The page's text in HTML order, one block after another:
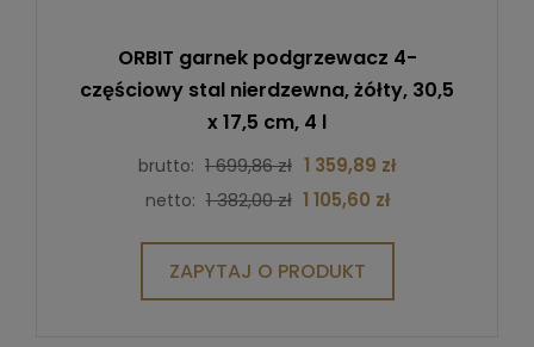
ORBIT garnek podgrzewacz 4-
częściowy stal nierdzewna, żółty, 30,5
x 17,5 cm, 4 l
brutto: 1 699,86 zł 1 359,89 zł
netto: 1 382,00 zł 1 105,60 zł
ZAPYTAJ O PRODUKT